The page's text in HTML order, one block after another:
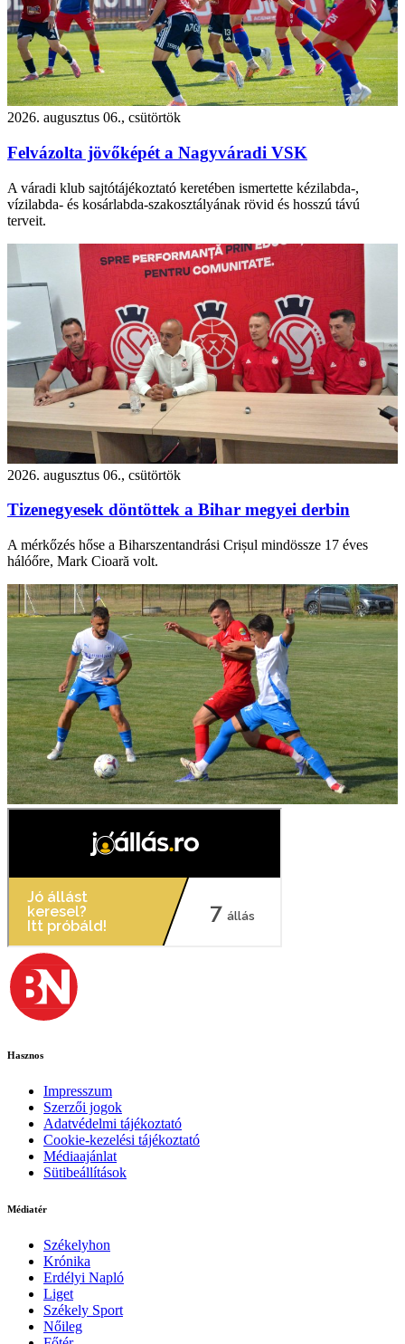
2026. augusztus 06., csütörtök
Felvázolta jövőképét a Nagyváradi VSK
A váradi klub sajtótájékoztató keretében ismertette kézilabda-,
vízilabda- és kosárlabda-szakosztályának rövid és hosszú távú
terveit.
2026. augusztus 06., csütörtök
Tizenegyesek döntöttek a Bihar megyei derbin
A mérkőzés hőse a Biharszentandrási Crișul mindössze 17 éves
hálóőre, Mark Cioară volt.
Hasznos
Impresszum
Szerzői jogok
Adatvédelmi tájékoztató
Cookie-kezelési tájékoztató
Médiaajánlat
Sütibeállítások
Médiatér
Székelyhon
Krónika
Erdélyi Napló
Liget
Székely Sport
Nőileg